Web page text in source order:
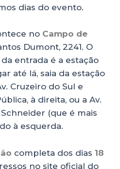
dias do evento.
no Campo de
Dumont, 2241. O
entrada é a estação
até lá, saia da estação
Cruzeiro do Sul e
à direita, ou a Av.
(que é mais
à esquerda.
completa dos dias 18
no site oficial do